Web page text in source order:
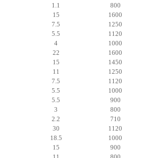
1.1
800
15 1600
7.5
1250
5.5
1120
4
1000
22 1600
15
1450
11
1250
7.5
1120
5.5
1000
5.5
900
3
800
2.2
710
30 1120
18.5
1000
15
900